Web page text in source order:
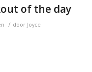
of the day
/ door Joyce